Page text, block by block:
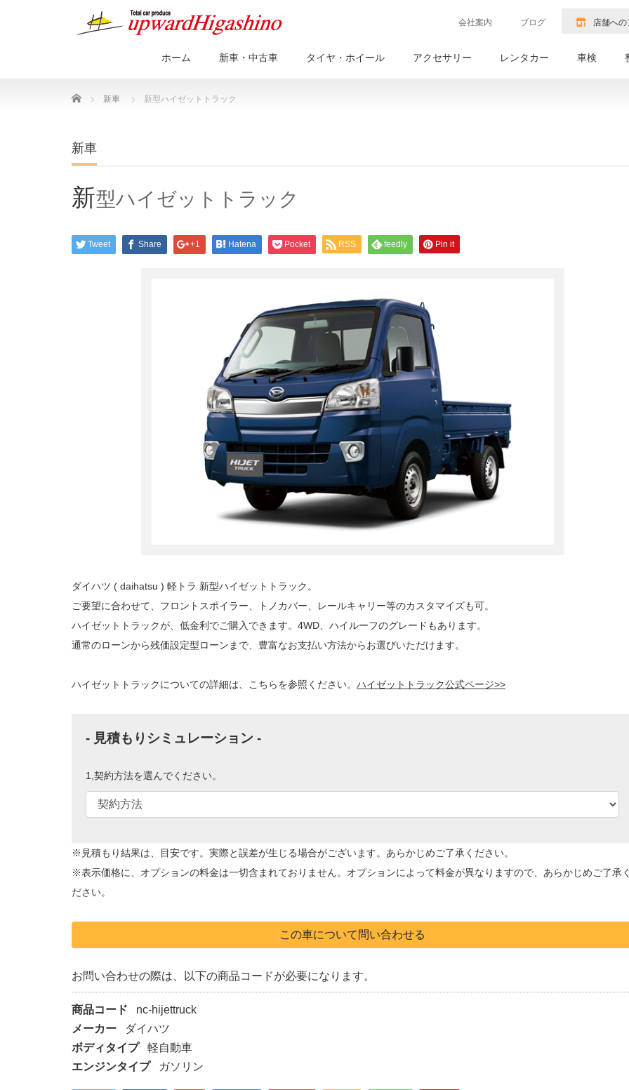
会社案内 ブログ 店舗への
ホーム 新車・中古車 タイヤ・ホイール アクセサリー レンタカー 車検
Home 新車 新型ハイゼットトラック
新車
新型ハイゼットトラック
Tweet Share +1 Hatena Pocket RSS feedly Pin it
ダイハツ ( daihatsu ) 軽トラ 新型ハイゼットトラック。
ご要望に合わせて、フロントスポイラー、トノカバー、レールキャリー等のカスタマイズも可。
ハイゼットトラックが、低金利でご購入できます。4WD、ハイルーフのグレードもあります。
通常のローンから残価設定型ローンまで、豊富なお支払い方法からお選びいただけます。
ハイゼットトラックについての詳細は、こちらを参照ください。 ハイゼットトラック公式ページ>>
- 見積もりシミュレーション -
1,契約方法を選んでください。
※見積もり結果は、目安です。実際と誤差が生じる場合がございます。あらかじめご了承ください。
※表示価格に、オプションの料金は一切含まれておりません。オプションによって料金が異なりますので、あらかじめご了承く
ださい。
この車について問い合わせる
お問い合わせの際は、以下の商品コードが必要になります。
商品コード
nc-hijettruck
メーカー
ダイハツ
ボディタイプ
軽自動車
エンジンタイプ
ガソリン